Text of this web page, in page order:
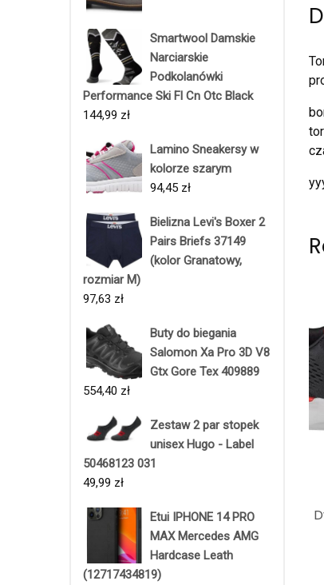
Smartwool Damskie
Narciarskie
Podkolanówki
Performance Ski Fl Cn Otc Black
144,99 zł
Lamino Sneakersy w
kolorze szarym
94,45 zł
Bielizna Levi's Boxer 2
Pairs Briefs 37149
(kolor Granatowy,
rozmiar M)
97,63 zł
Buty do biegania
Salomon Xa Pro 3D V8
Gtx Gore Tex 409889
554,40 zł
Zestaw 2 par stopek
unisex Hugo - Label
50468123 031
49,99 zł
Etui IPHONE 14 PRO
MAX Mercedes AMG
Hardcase Leath
(12717434819)